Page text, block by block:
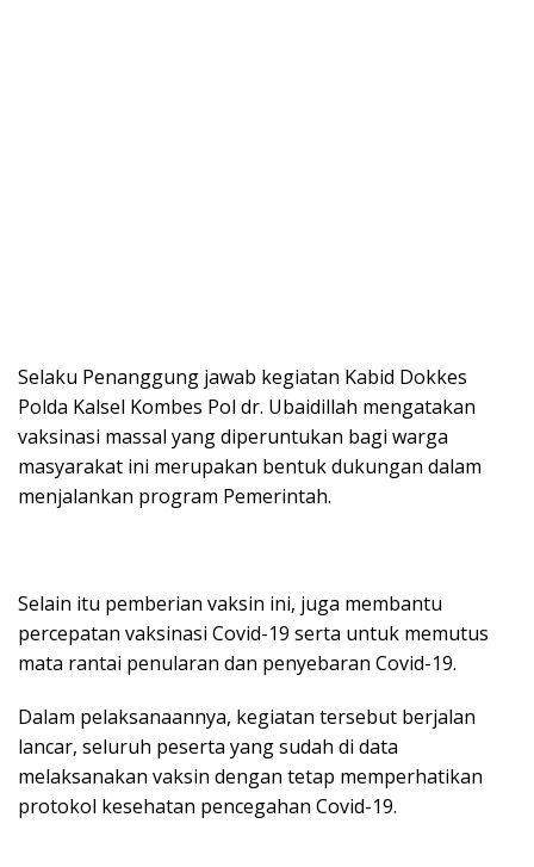
Selaku Penanggung jawab kegiatan Kabid Dokkes
Polda Kalsel Kombes Pol dr. Ubaidillah mengatakan
vaksinasi massal yang diperuntukan bagi warga
masyarakat ini merupakan bentuk dukungan dalam
menjalankan program Pemerintah.
Selain itu pemberian vaksin ini, juga membantu
percepatan vaksinasi Covid-19 serta untuk memutus
mata rantai penularan dan penyebaran Covid-19.
Dalam pelaksanaannya, kegiatan tersebut berjalan
lancar, seluruh peserta yang sudah di data
melaksanakan vaksin dengan tetap memperhatikan
protokol kesehatan pencegahan Covid-19.